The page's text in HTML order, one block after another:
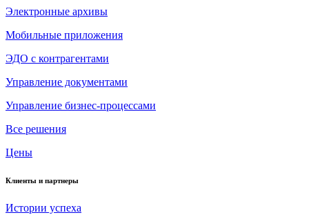
Электронные архивы
Мобильные приложения
ЭДО с контрагентами
Управление документами
Управление бизнес-процессами
Все решения
Цены
Клиенты и партнеры
Истории успеха